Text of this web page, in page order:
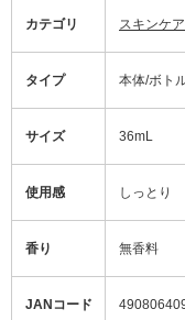
カテゴリ スキンケ
タイプ 本体/ボト
サイズ 36mL
使用感 しっとり
香り 無香料
JANコード